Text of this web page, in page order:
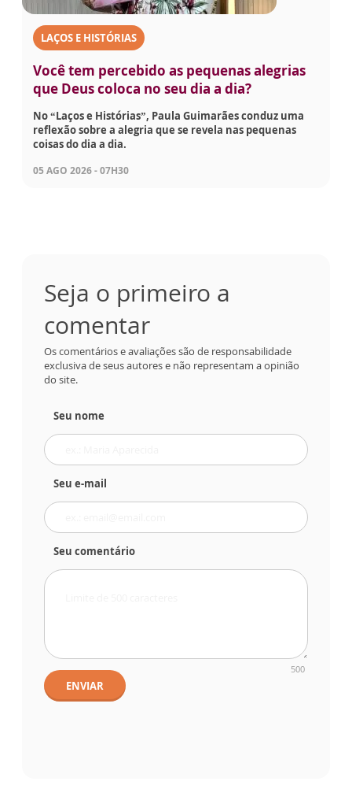
LAÇOS E HISTÓRIAS
Você tem percebido as pequenas alegrias
que Deus coloca no seu dia a dia?
No “Laços e Histórias”, Paula Guimarães conduz uma
reflexão sobre a alegria que se revela nas pequenas
coisas do dia a dia.
05 AGO 2026 - 07H30
Seja o primeiro a
comentar
Os comentários e avaliações são de responsabilidade
exclusiva de seus autores e não representam a opinião
do site.
Seu nome
Seu e-mail
Seu comentário
500
ENVIAR